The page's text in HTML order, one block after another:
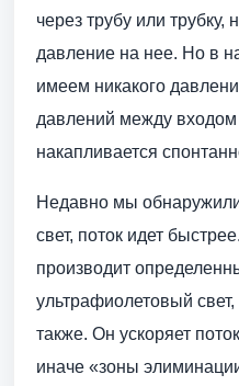
через трубу или трубку,
давление на нее. Но в
имеем никакого
давлений между
накапливается
Недавно мы
свет, поток идет
производит
ультрафиолетовый
также. Он ускоряет
иначе «зоны